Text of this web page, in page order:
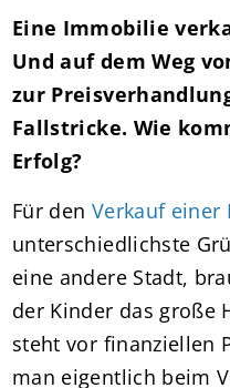
Eine Immobilie
Und auf dem Weg
zur
Fallstricke. Wie
Erfolg?
Für den Verkauf
unterschiedlichste
eine andere Stadt,
der Kinder das große
steht vor finanziellen
man eigentlich beim